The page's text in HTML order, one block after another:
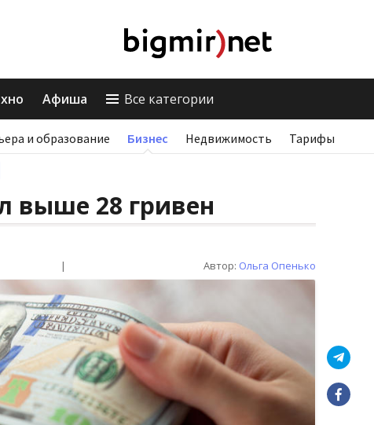
Афиша Все категории
и образование Бизнес Недвижимость Тарифы
выше 28 гривен
| Автор: Ольга Опенько